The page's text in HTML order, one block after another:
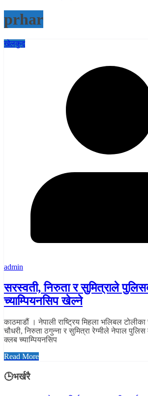
prhar
खेलकुद
admin
सरस्वती, निरुता र सुमित्राले
च्याम्पियनसिप खेल्ने
काठमाडौं । नेपाली राष्ट्रिय मिहला भलिबल
चौधरी, निरुता ठगुन्ना र सुमित्रा रेग्मीले नेपाल
क्लब च्याम्पियनसिप
Read More
🕒भर्खरै